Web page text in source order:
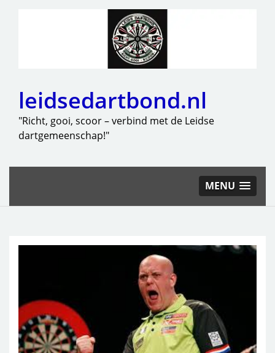
leidsedartbond.nl
"Richt, gooi, scoor – verbind met de Leidse
dartgemeenschap!"
MENU